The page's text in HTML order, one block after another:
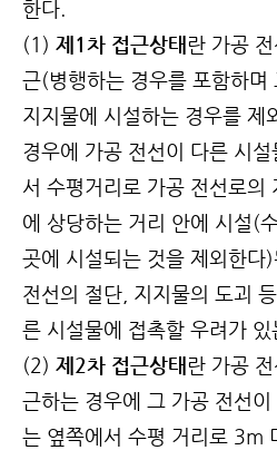
한다.
(1) 제1차 접근상태 란 가공
근(병행하는 경우를 포함하며
지지물에 시설하는 경우를 제
경우에 가공 전선이 다른 시설
서 수평거리로 가공 전선로의
에 상당하는 거리 안에 시설(
곳에 시설되는 것을 제외한다
전선의 절단, 지지물의 도괴
른 시설물에 접촉할 우려가
(2) 제2차 접근상태 란 가공
근하는 경우에 그 가공 전선
는 옆쪽에서 수평 거리로 3m